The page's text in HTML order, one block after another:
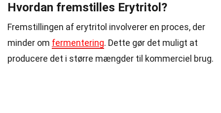
Hvordan fremstilles Erytritol?
Fremstillingen af erytritol involverer en proces, der
minder om fermentering. Dette gør det muligt at
producere det i større mængder til kommerciel brug.